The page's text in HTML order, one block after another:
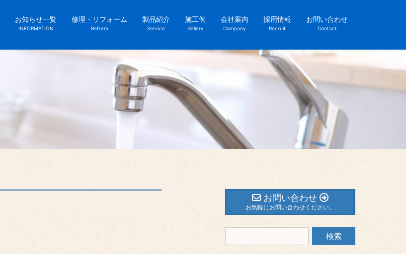
お知らせ一覧
INFORMATION
修理・リフォーム
Reform
製品紹介
Service
施工例
Gallery
会社案内
Company
採用情報
Recruit
お問い合わせ
Contact
お問い合わせ
お気軽にお問い合わせください。